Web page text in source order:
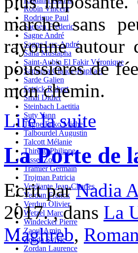
Robin Vincent
Rodrigue Paul
Saenen Frederic
Sagne André
Sagne Luc-André
Saha Mustapha
Saint-Aubin El Fakir Véronique
Samama Claude-Raphaël
Sarde Galien
Sctrick Robert
Smal Didier
Steinbach Laetitia
Suty Yann
Tagne Foko Michel
Talbourdel Augustin
Talcott Mélanie
Thireau Philippe
Tisset Zoe
Tramier Germain
Trojman Patricia
Vegliante Jean-Charles
Verdun Franck
Verdun Olivier
Wetzel Marc
Windecker Pierre
Zaoui Amin
Zobda Sylvie
Zordan Laurence
marche sans
rayonne autour
poussières de
mon chemin.
Lire la suite
La Porte de
Ecrit parNadia
2017. , dans La
Maghreb, Roman